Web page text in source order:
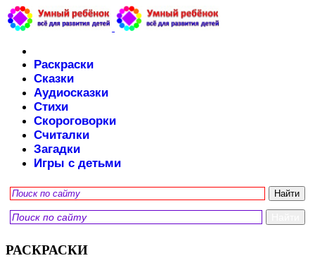
Раскраски
Сказки
Аудиосказки
Стихи
Скороговорки
Считалки
Загадки
Игры с детьми
РАСКРАСКИ